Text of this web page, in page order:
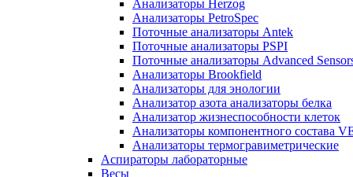
Анализаторы Herzog
Анализаторы PetroSpec
Поточные анализаторы Antek
Поточные анализаторы PSPI
Поточные анализаторы Advanced
Анализаторы Brookfield
Анализаторы для энологии
Анализатор азота анализаторы белка
Анализатор жизнеспособности клеток
Анализаторы компонентного состава
Анализаторы термогравиметрические
Аспираторы лабораторные
Весы